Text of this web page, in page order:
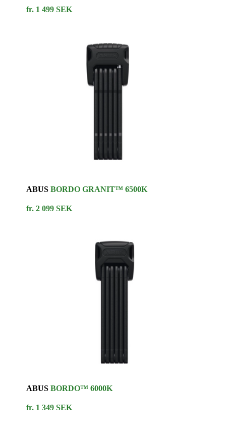
fr. 1 499 SEK
ABUSBORDO GRANIT™ 6500K
fr. 2 099 SEK
ABUSBORDO™ 6000K
fr. 1 349 SEK